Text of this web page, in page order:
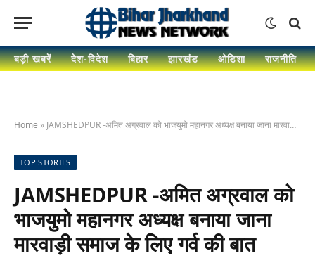
बड़ी खबरें देश-विदेश बिहार झारखंड ओडिशा राजनीति
Home » JAMSHEDPUR -अमित अग्रवाल को भाजयुमो महानगर अध्यक्ष बनाया जाना मारवाड़ी समाज के लिए गर्व की बात
TOP STORIES
JAMSHEDPUR -अमित अग्रवाल को
भाजयुमो महानगर अध्यक्ष बनाया जाना
मारवाड़ी समाज के लिए गर्व की बात